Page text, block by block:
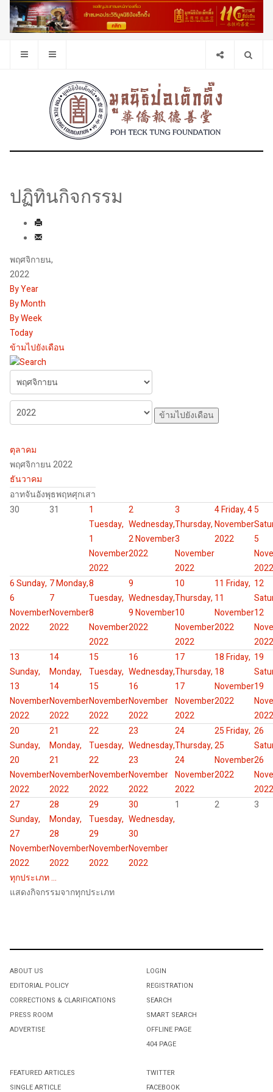
ปฏิทินกิจกรรม
พฤศจิกายน,
2022
By Year
By Month
By Week
Today
ข้ามไปยังเดือน
ข้ามไปยังเดือน
ตุลาคม
พฤศจิกายน 2022
ธันวาคม
อาทจันอังพุธพฤหศุกเสา
30
31
1
Tuesday,
1
November
2022
2
Wednesday,
2 November
2022
3
Thursday,
3
November
2022
4Friday, 4
November
2022
5
5
2022
6Sunday,
6
November
2022
7Monday,
7
November
2022
8
Tuesday,
8
November
2022
9
Wednesday,
9 November
2022
10
Thursday,
10
November
2022
11 Friday,
11
November
2022
12
12
2022
13
Sunday,
13
November
2022
14
Monday,
14
November
2022
15
Tuesday,
15
November
2022
16
Wednesday,
16
November
2022
17
Thursday,
17
November
2022
18Friday,
18
November
2022
19
19
2022
20
Sunday,
20
November
2022
21
Monday,
21
November
2022
22
Tuesday,
22
November
2022
23
Wednesday,
23
November
2022
24
Thursday,
24
November
2022
25Friday,
25
November
2022
26
26
2022
27
Sunday,
27
November
2022
28
Monday,
28
November
2022
29
Tuesday,
29
November
2022
30
Wednesday,
30
November
2022
1 2 3
ทุกประเภท ...
แสดงกิจกรรมจากทุกประเภท
ABOUT US
EDITORIAL POLICY
CORRECTIONS & CLARIFICATIONS
PRESS ROOM
ADVERTISE
LOGIN
REGISTRATION
SEARCH
SMART SEARCH
OFFLINE PAGE
404 PAGE
FEATURED ARTICLES
SINGLE ARTICLE
TWITTER
FACEBOOK